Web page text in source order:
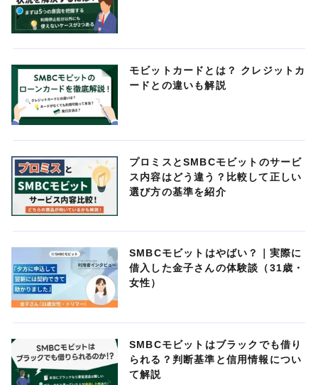
モビットカードとは？ クレジットカ
ードとの違いも解説
プロミスとSMBCモビットのサービ
ス内容はどう違う？比較して正しい
選び方の基準を紹介
SMBCモビットはやばい？｜実際に
借入した金子さんの体験談（31歳・
女性）
SMBCモビットはブラックでも借り
られる？判断基準と信用情報につい
て解説